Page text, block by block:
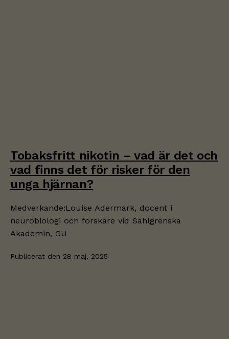
Tobaksfritt nikotin – vad är det och
vad finns det för risker för den
unga hjärnan?
Medverkande:Louise Adermark, docent i
neurobiologi och forskare vid Sahlgrenska
Akademin, GU
Publicerat den 28 maj, 2025